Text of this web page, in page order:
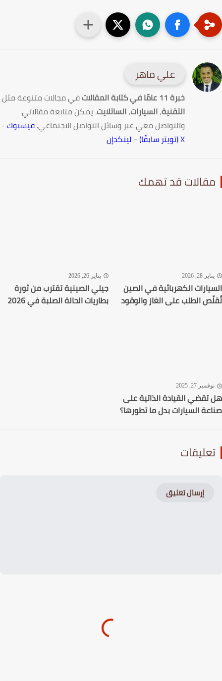
علي ماهر
خبرة 11 عامًا في كتابة المقالات
في مجالات متنوعة مثل
التقنية،السيارات،الساتلايت. يمكن متابعة مقالاتي
والتواصل معي عبر وسائل التواصل الاجتماعي.فيسبوك-
-لينكدإن
قد تهمك
28, 2026
الكهربائية في الصين
الطلب على الغاز والوقود
يناير 26, 2026
جيلي الصينية تقترب من ثورة
بطاريات الحالة الصلبة في 2026
27, 2025
القيادة الذاتية على
السيارات بدل ما تطورها؟
إرسال تعليق